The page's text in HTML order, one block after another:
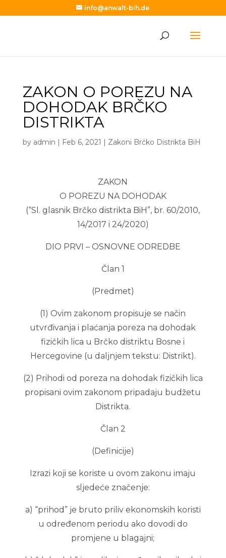
info@anwalt-bih.de
ZAKON O POREZU NA
DOHODAK BRČKO
DISTRIKTA
by admin | Feb 6, 2021 | Zakoni Brčko Distrikta BiH
ZAKON
O POREZU NA DOHODAK
(“Sl. glasnik Brčko distrikta BiH”, br. 60/2010,
14/2017 i 24/2020)
DIO PRVI – OSNOVNE ODREDBE
Član 1
(Predmet)
(1) Ovim zakonom propisuje se način
utvrđivanja i plaćanja poreza na dohodak
fizičkih lica u Brčko distriktu Bosne i
Hercegovine (u daljnjem tekstu: Distrikt).
(2) Prihodi od poreza na dohodak fizičkih lica
propisani ovim zakonom pripadaju budžetu
Distrikta.
Član 2
(Definicije)
Izrazi koji se koriste u ovom zakonu imaju
sljedeće značenje:
a) “prihod” je bruto priliv ekonomskih koristi
u određenom periodu ako dovodi do
promjene u blagajni;